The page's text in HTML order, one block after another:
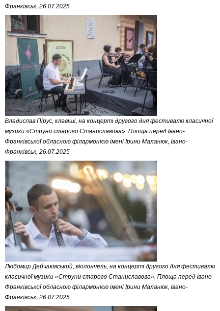
Франківськ, 26.07.2025
Владислав Пірус, клавіші, на концерті другого дня фестивалю класичної
музики «Струни старого Станиславова». Площа перед Івано-
Франківської обласною філармонією імені Ірини Маланюк, Івано-
Франківськ, 26.07.2025
Любомир Дейчаківський, віолончель, на концерті другого дня фестивалю
класичної музики «Струни старого Станиславова». Площа перед Івано-
Франківської обласною філармонією імені Ірини Маланюк, Івано-
Франківськ, 26.07.2025